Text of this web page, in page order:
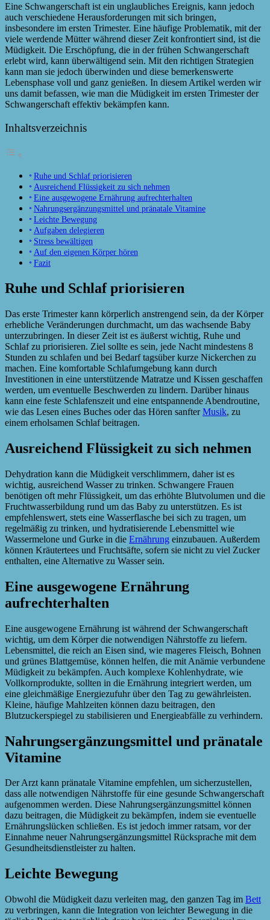
Eine Schwangerschaft ist ein unglaubliches Ereignis, kann jedoch
auch verschiedene Herausforderungen mit sich bringen,
insbesondere im ersten Trimester. Eine häufige Problematik, mit der
viele werdende Mütter während dieser Zeit konfrontiert sind, ist die
Müdigkeit. Die Erschöpfung, die in der frühen Schwangerschaft
erlebt wird, kann überwältigend sein. Mit den richtigen Strategien
kann man sie jedoch überwinden und diese bemerkenswerte
Lebensphase voll und ganz genießen. In diesem Artikel werden wir
uns damit befassen, wie man die Müdigkeit im ersten Trimester der
Schwangerschaft effektiv bekämpfen kann.
Inhaltsverzeichnis
Ruhe und Schlaf priorisieren
Ausreichend Flüssigkeit zu sich nehmen
Eine ausgewogene Ernährung aufrechterhalten
Nahrungsergänzungsmittel und pränatale Vitamine
Leichte Bewegung
Aufgaben delegieren
Stress bewältigen
Auf den eigenen Körper hören
Fazit
Ruhe und Schlaf priorisieren
Das erste Trimester kann körperlich anstrengend sein, da der Körper
erhebliche Veränderungen durchmacht, um das wachsende Baby
unterzubringen. In dieser Zeit ist es äußerst wichtig, Ruhe und
Schlaf zu priorisieren. Ziel sollte es sein, jede Nacht mindestens 8
Stunden zu schlafen und bei Bedarf tagsüber kurze Nickerchen zu
machen. Eine komfortable Schlafumgebung kann durch
Investitionen in eine unterstützende Matratze und Kissen geschaffen
werden, um eventuelle Beschwerden zu lindern. Darüber hinaus
kann eine feste Schlafenszeit und eine entspannende Abendroutine,
wie das Lesen eines Buches oder das Hören sanfterMusik, zu
einem erholsamen Schlaf beitragen.
Ausreichend Flüssigkeit zu sich nehmen
Dehydration kann die Müdigkeit verschlimmern, daher ist es
wichtig, ausreichend Wasser zu trinken. Schwangere Frauen
benötigen oft mehr Flüssigkeit, um das erhöhte Blutvolumen und die
Fruchtwasserbildung rund um das Baby zu unterstützen. Es ist
empfehlenswert, stets eine Wasserflasche bei sich zu tragen, um
regelmäßig zu trinken, und hydratisierende Lebensmittel wie
Wassermelone und Gurke in die Ernährung einzubauen. Außerdem
können Kräutertees und Fruchtsäfte, sofern sie nicht zu viel Zucker
enthalten, eine Alternative zu Wasser sein.
Eine ausgewogene Ernährung
aufrechterhalten
Eine ausgewogene Ernährung ist während der Schwangerschaft
wichtig, um dem Körper die notwendigen Nährstoffe zu liefern.
Lebensmittel, die reich an Eisen sind, wie mageres Fleisch, Bohnen
und grünes Blattgemüse, können helfen, die mit Anämie verbundene
Müdigkeit zu bekämpfen. Auch komplexe Kohlenhydrate, wie
Vollkornprodukte, sollten in die Ernährung integriert werden, um
eine gleichmäßige Energiezufuhr über den Tag zu gewährleisten.
Kleine, häufige Mahlzeiten können dazu beitragen, den
Blutzuckerspiegel zu stabilisieren und Energieabfälle zu verhindern.
Nahrungsergänzungsmittel und pränatale
Vitamine
Der Arzt kann pränatale Vitamine empfehlen, um sicherzustellen,
dass alle notwendigen Nährstoffe für eine gesunde Schwangerschaft
aufgenommen werden. Diese Nahrungsergänzungsmittel können
dazu beitragen, die Müdigkeit zu bekämpfen, indem sie eventuelle
Ernährungslücken schließen. Es ist jedoch immer ratsam, vor der
Einnahme neuer Nahrungsergänzungsmittel Rücksprache mit dem
Gesundheitsdienstleister zu halten.
Leichte Bewegung
Obwohl die Müdigkeit dazu verleiten mag, den ganzen Tag im Bett
zu verbringen, kann die Integration von leichter Bewegung in die